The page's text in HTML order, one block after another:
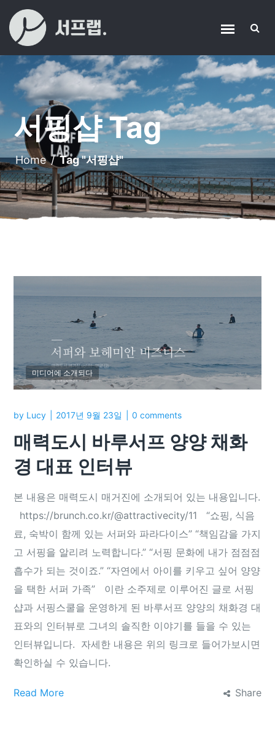
서핑샵 Tag
Home/Tag "서핑샵"
미디어에 소개되다
by Lucy 2017년 9월 23일 0 comments
매력도시 바루서프 양양 채화
경 대표 인터뷰
본 내용은 매력도시 매거진에 소개되어 있는 내용입니다.
https://brunch.co.kr/@attractivecity/11 “쇼핑, 식음
료, 숙박이 함께 있는 서퍼와 파라다이스” “책임감을 가지
고 서핑을 알리려 노력합니다.” “서핑 문화에 내가 점점점
흡수가 되는 것이죠.” “자연에서 아이를 키우고 싶어 양양
을 택한 서퍼 가족” 이란 소주제로 이루어진 글로 서핑
샵과 서핑스쿨을 운영하게 된 바루서프 양양의 채화경 대
표와의 인터뷰로 그녀의 솔직한 이야기를 들을 수 있는
인터뷰입니다. 자세한 내용은 위의 링크로 들어가보시면
확인하실 수 있습니다.
Read More Share